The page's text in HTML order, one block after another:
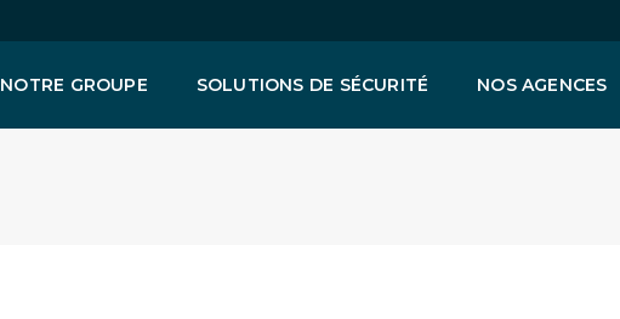
NOTRE GROUPE SOLUTIONS DE SÉCURITÉ NOS AGENCES